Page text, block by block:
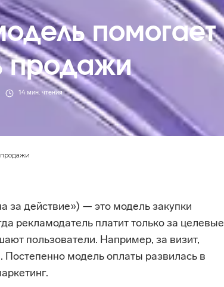
помогает
продажи
14 мин. чтения
за действие») — это модель закупки
рекламодатель платит только за целевые
пользователи. Например, за визит,
Постепенно модель оплаты развилась в